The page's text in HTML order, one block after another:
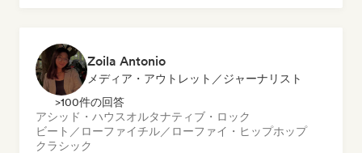
Zoila Antonio
メディア・アウトレット／ジャーナリスト
>100件の回答
アシッド・ハウスオルタナティブ・ロック
ビート／ローファイチル／ローファイ・ヒップホップ
クラシック